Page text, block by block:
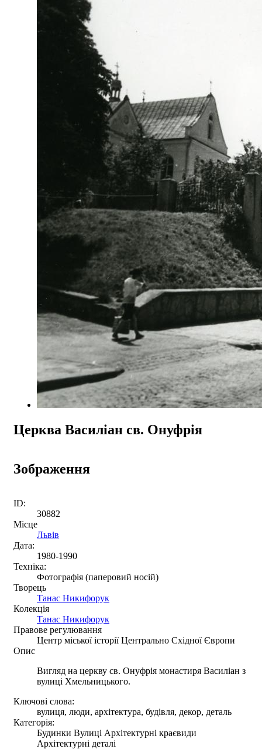
Церква Василіан св. Онуфрія
Зображення
ID:
30882
Місце
Львів
Дата:
1980-1990
Техніка:
Фотографія (паперовий носій)
Творець
Танас Никифорук
Колекція
Танас Никифорук
Правове регулювання
Центр міської історії Центрально Східної Європи
Опис
Вигляд на церкву св. Онуфрія монастиря Василіан з
вулиці Хмельницького.
Ключові слова:
вулиця, люди, архітектура, будівля, декор, деталь
Категорія:
Будинки Вулиці Архітектурні краєвиди
Архітектурні деталі